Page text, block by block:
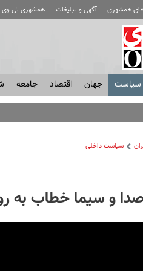
های همشهری آگهی و تبلیغات همشهری تی وی
سياست جهان اقتصاد جامعه
سیاست داخلی
و سیما خطاب به